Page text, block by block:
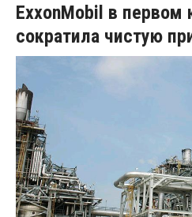
ExxonMobil в первом
сократила чистую